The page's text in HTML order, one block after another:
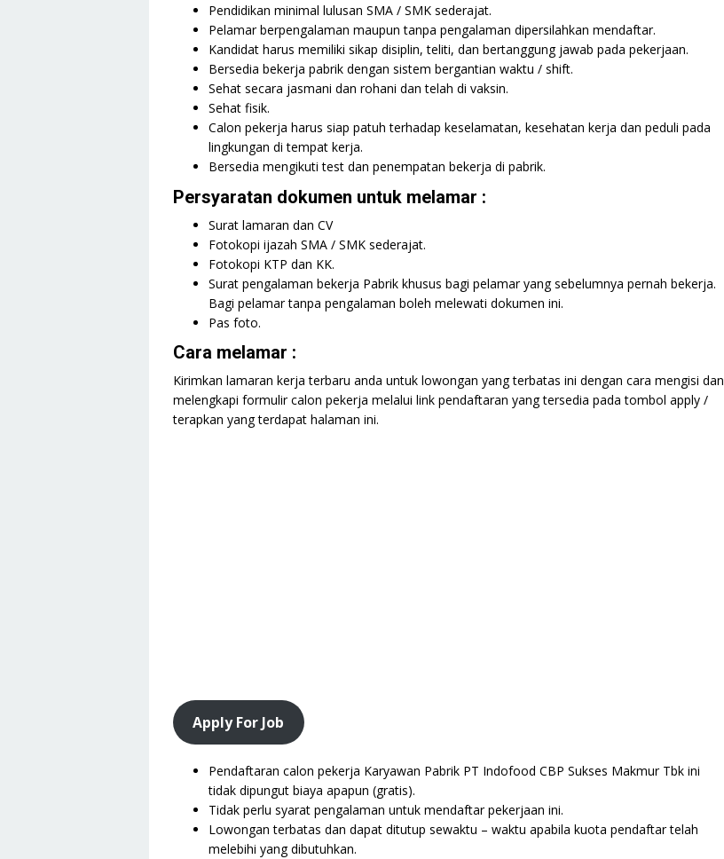
Pendidikan minimal lulusan SMA / SMK sederajat.
Pelamar berpengalaman maupun tanpa pengalaman dipersilahkan mendaftar.
Kandidat harus memiliki sikap disiplin, teliti, dan bertanggung jawab pada pekerjaan.
Bersedia bekerja pabrik dengan sistem bergantian waktu / shift.
Sehat secara jasmani dan rohani dan telah di vaksin.
Sehat fisik.
Calon pekerja harus siap patuh terhadap keselamatan, kesehatan kerja dan peduli pada
lingkungan di tempat kerja.
Bersedia mengikuti test dan penempatan bekerja di pabrik.
Persyaratan dokumen untuk melamar :
Surat lamaran dan CV
Fotokopi ijazah SMA / SMK sederajat.
Fotokopi KTP dan KK.
Surat pengalaman bekerja Pabrik khusus bagi pelamar yang sebelumnya pernah bekerja.
Bagi pelamar tanpa pengalaman boleh melewati dokumen ini.
Pas foto.
Cara melamar :
Kirimkan lamaran kerja terbaru anda untuk lowongan yang terbatas ini dengan cara mengisi dan
melengkapi formulir calon pekerja melalui link pendaftaran yang tersedia pada tombol apply /
terapkan yang terdapat halaman ini.
Apply For Job
Pendaftaran calon pekerja Karyawan Pabrik PT Indofood CBP Sukses Makmur Tbk ini
tidak dipungut biaya apapun (gratis).
Tidak perlu syarat pengalaman untuk mendaftar pekerjaan ini.
Lowongan terbatas dan dapat ditutup sewaktu – waktu apabila kuota pendaftar telah
melebihi yang dibutuhkan.